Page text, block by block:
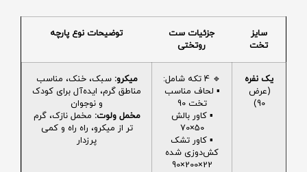
سایز
تخت
جزئیات ست
روتختی
توضیحات نوع پارچه
یک نفره
(عرض
90)
🔹 4 تکه شامل:
▪️ لحاف مناسب
تخت 90
▪️ کاور بالش
50×70
▪️ کاور تشک
کش‌دوزی شده
22×200×90
میکرو: سبک، خنک، مناسب
مناطق گرم، ایده‌آل برای کودک
و نوجوان
مخمل ولوت: مخمل نازک، گرم
تر از میکرو، راه راه و کمی
پرزدار